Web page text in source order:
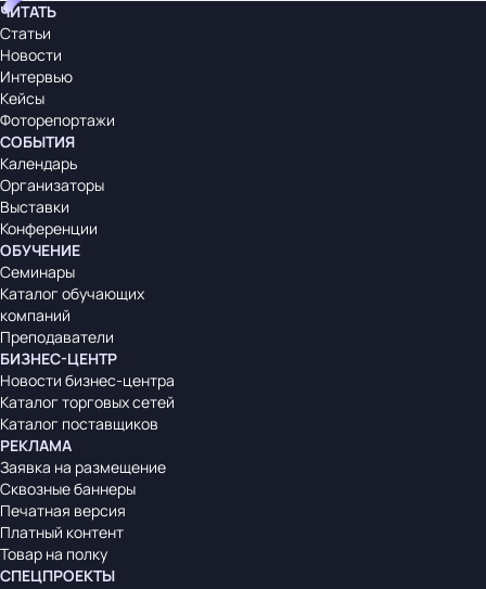
ЧИТАТЬ
Статьи
Новости
Интервью
Кейсы
Фоторепортажи
СОБЫТИЯ
Календарь
Организаторы
Выставки
Конференции
ОБУЧЕНИЕ
Семинары
Каталог обучающих
компаний
Преподаватели
БИЗНЕС-ЦЕНТР
Новости бизнес-центра
Каталог торговых сетей
Каталог поставщиков
РЕКЛАМА
Заявка на размещение
Сквозные баннеры
Печатная версия
Платный контент
Товар на полку
СПЕЦПРОЕКТЫ